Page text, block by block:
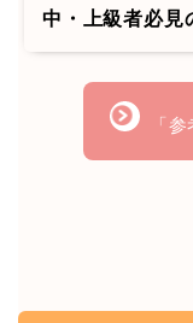
中・上級者必見
「